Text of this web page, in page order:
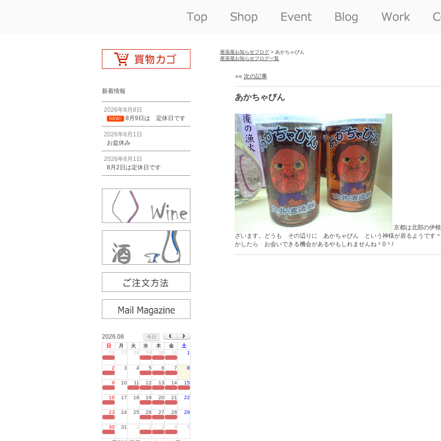
新着情報
2026年8月8日
NEW! 8月9日は 定休日です
2026年8月1日
お盆休み
2026年8月1日
8月2日は定休日です
2026.08
今日
日
月 火 水 木 金
土
26
27 28 29 30 31 1
2 3 4 5 6 7 8
9 10 11 12 13 14 15
16 17 18 19 20 21 22
23 24 25 26 27 28 29
30 31 1 2 3 4 5
尾張屋お知らせブログ > あかちゃびん
尾張屋お知らせブログ一覧
«« 次の記事
あかちゃびん
京都は北部の伊
ざいます。どうも その辺りに あかちゃびん という神様が居るようです
かしたら お会いできる機会があるやもしれませんね＾0＾/